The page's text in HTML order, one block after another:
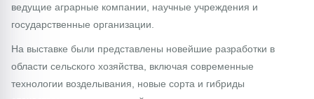
ведущие аграрные компании, научные учреждения и
государственные организации.
На выставке были представлены новейшие разработки в
области сельского хозяйства, включая современные
технологии возделывания, новые сорта и гибриды